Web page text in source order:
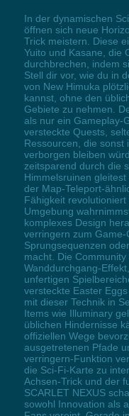
In der dynamischen
öffnen sich neue
Trick meistern. Diese
Yuito und Kasane, die
durchbrechen, indem
Stell dir vor, wie du in
von New Himuka
kannst, ohne den
Gebiete zu nehmen.
als nur ein Gameplay-
versteckte Quests,
Ressourcen, die sonst
verborgen bleiben
zeitsparend durch die
Himmelsruinen
der Map-Teleport-
Fähigkeit
Umgebung
komplexes Design
verringern zum
Sprungsequenzen
macht. Die
Wanddurchgang-
unfertigen
versteckte Easter
mit dieser Technik in
Items wie Illuminary
üblichen Hindernisse
offiziellen Wege
ausgetretenen Pfade
verringern-Funktion
die Sci-Fi-Karte zu
Achsen-Trick und der
SCARLET NEXUS
sowohl Innovation als